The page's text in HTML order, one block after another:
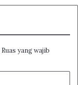
Ruas yang wajib